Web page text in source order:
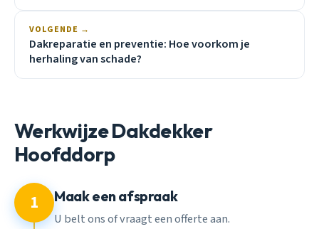
VOLGENDE →
Dakreparatie en preventie: Hoe voorkom je
herhaling van schade?
Werkwijze Dakdekker
Hoofddorp
1 Maak een afspraak
U belt ons of vraagt een offerte aan.